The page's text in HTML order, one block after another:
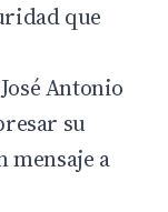
que
Antonio
su
mensaje a